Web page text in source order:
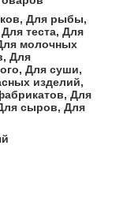
Для рыбы,
теста, Для
молочных
Для
Для суши,
изделий,
Для
сыров, Для